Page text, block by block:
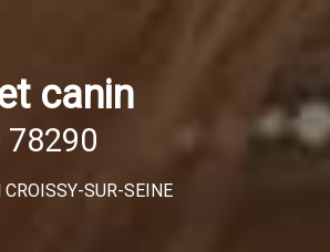
canin
78290
SUR-SEINE